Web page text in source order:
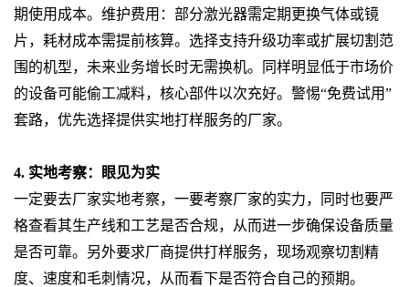
期使用成本。维护费用：部分激光器需定期更换气体或镜
片，耗材成本需提前核算。选择支持升级功率或扩展切割范
围的机型，未来业务增长时无需换机。同样明显低于市场价
的设备可能偷工减料，核心部件以次充好。警惕“免费试用”
套路，优先选择提供实地打样服务的厂家。
4. 实地考察：眼见为实
一定要去厂家实地考察，一要考察厂家的实力，同时也要严
格查看其生产线和工艺是否合规，从而进一步确保设备质量
是否可靠。另外要求厂商提供打样服务，现场观察切割精
度、速度和毛刺情况，从而看下是否符合自己的预期。